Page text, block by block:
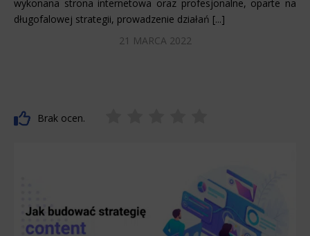
wykonana strona internetowa oraz profesjonalne, oparte na
długofalowej strategii, prowadzenie działań [...]
21 MARCA 2022
Brak ocen.